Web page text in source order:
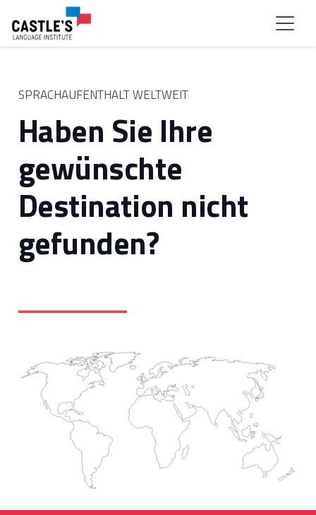
SPRACHAUFENTHALT WELTWEIT
Haben Sie Ihre
gewünschte
Destination nicht
gefunden?